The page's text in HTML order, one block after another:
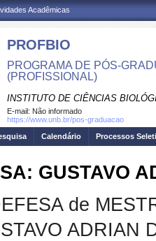
Acadêmicas
PROFBIO
PROGRAMA DE PÓS-
(PROFISSIONAL)
INSTITUTO DE CIÊNCIAS
E-mail: Não informado
https://www.unb.br/pos-graduacao
Calendário Processos
GUSTAVO
de
ADRIAN